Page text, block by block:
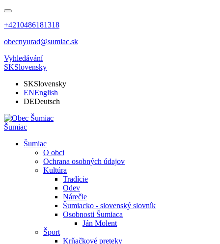
+4210486181318
obecnyurad@sumiac.sk
Vyhledávání
SKSlovensky
SKSlovensky
ENEnglish
DEDeutsch
Šumiac
Šumiac
O obci
Ochrana osobných údajov
Kultúra
Tradície
Odev
Nárečie
Šumiacko - slovenský slovník
Osobnosti Šumiaca
Ján Molent
Šport
Krňačkové preteky